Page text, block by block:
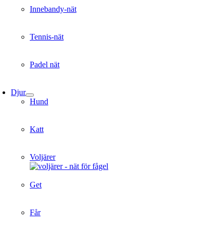
Innebandy-nät
Tennis-nät
Padel nät
Djur
Hund
Katt
Voljärer
Get
Får